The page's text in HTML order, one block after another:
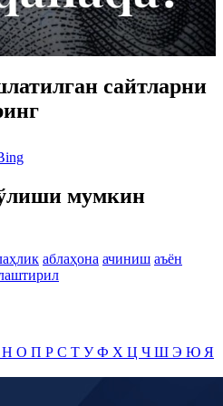
сайтларни
мумкин
аблаҳона ачиниш аъён
Н О П Р С Т УФ Х Ц Ч Ш Э Ю Я